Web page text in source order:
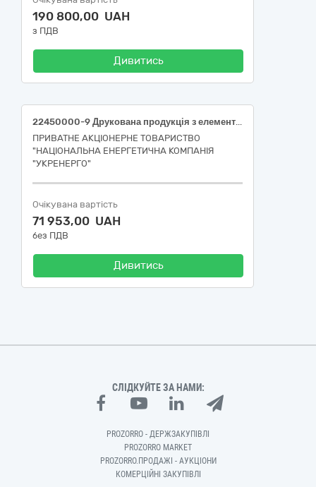
190 800,00 UAH
з ПДВ
Дивитись
22450000-9 Друкована продукція з елементами захисту Плакати та знаки безпеки для потреб Південного ТУОМ
ПРИВАТНЕ АКЦІОНЕРНЕ ТОВАРИСТВО
"НАЦІОНАЛЬНА ЕНЕРГЕТИЧНА КОМПАНІЯ
"УКРЕНЕРГО"
Очікувана вартість
71 953,00 UAH
без ПДВ
Дивитись
СЛІДКУЙТЕ ЗА НАМИ:
PROZORRO - ДЕРЖЗАКУПІВЛІ
PROZORRO MARKET
PROZORRO.ПРОДАЖІ - АУКЦІОНИ
КОМЕРЦІЙНІ ЗАКУПІВЛІ